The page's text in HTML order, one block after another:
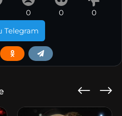
0 0
0
Telegram